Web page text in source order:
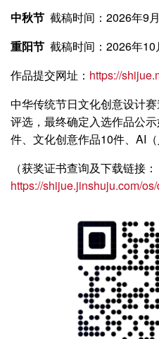
中秋节 截稿时间：2026年9
重阳节 截稿时间：2026年
作品提交网址： https://
中华传统节日文化创意设计
评选，最终确定入选作品公
件、文化创意作品10件、AI
（获奖证书查询及下载链接：
https://shijue.jinshuju.com/